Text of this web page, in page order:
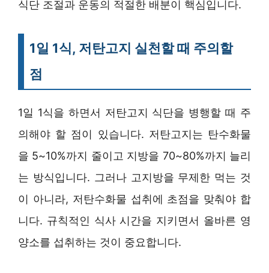
식단 조절과 운동의 적절한 배분이 핵심입니다.
1일 1식, 저탄고지 실천할 때 주의할
점
1일 1식을 하면서 저탄고지 식단을 병행할 때 주
의해야 할 점이 있습니다. 저탄고지는 탄수화물
을 5~10%까지 줄이고 지방을 70~80%까지 늘리
는 방식입니다. 그러나 고지방을 무제한 먹는 것
이 아니라, 저탄수화물 섭취에 초점을 맞춰야 합
니다. 규칙적인 식사 시간을 지키면서 올바른 영
양소를 섭취하는 것이 중요합니다.